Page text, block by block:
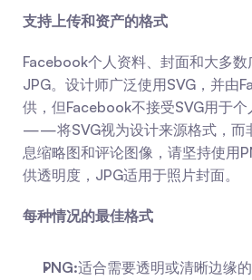
支持上传和资产的格式
Facebook个人资料、封面和大多数
JPG。设计师广泛使用SVG，并由
供，但Facebook不接受SVG用于
——将SVG视为设计来源格式，而
息缩略图和评论图像，请坚持使用
供透明度，JPG适用于照片封面。
每种情况的最佳格式
PNG:适合需要透明或清晰边缘